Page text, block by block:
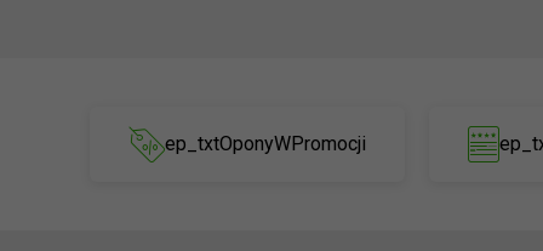
ep_txtOponyWPromocji